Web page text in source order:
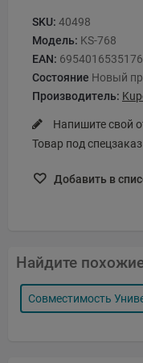
SKU: 40498
Модель: KS-768
EAN: 6954016535176
Состояние Новый
Производитель:
Напишите свой
Товар под
Добавить в
Найдите
Совместимость